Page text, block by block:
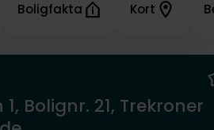
Bolignr. 21, Trekroner
Boligfakta Kort